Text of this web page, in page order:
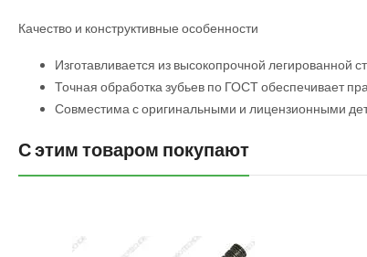
Качество и конструктивные особенности
Изготавливается из высокопрочной легированной
Точная обработка зубьев по ГОСТ обеспечивает
Совместима с оригинальными и лицензионными
С этим товаром покупают